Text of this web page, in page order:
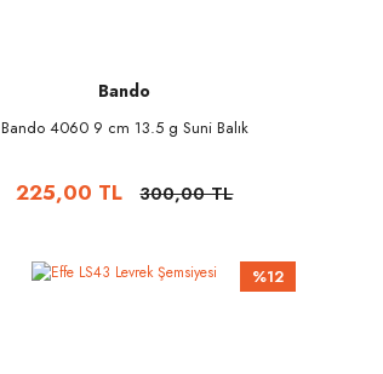
Bando
Bando 4060 9 cm 13.5 g Suni Balık
225,00 TL 300,00 TL
%12